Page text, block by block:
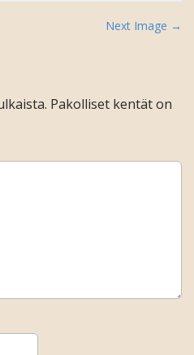
Next Image →
Pakolliset kentät on